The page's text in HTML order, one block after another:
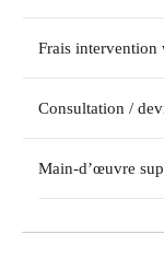
Frais intervention
Consultation /
Main-d’œuvre